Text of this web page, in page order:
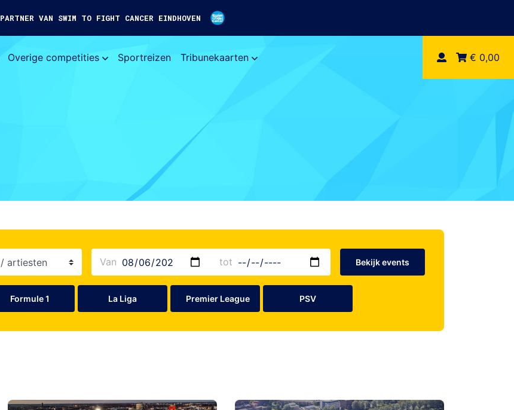
PARTNER VAN SWIM TO FIGHT CANCER EINDHOVEN
Overige competities Sportreizen Tribunekaarten € 0,00
Bekijk events
Formule 1 La Liga Premier League PSV